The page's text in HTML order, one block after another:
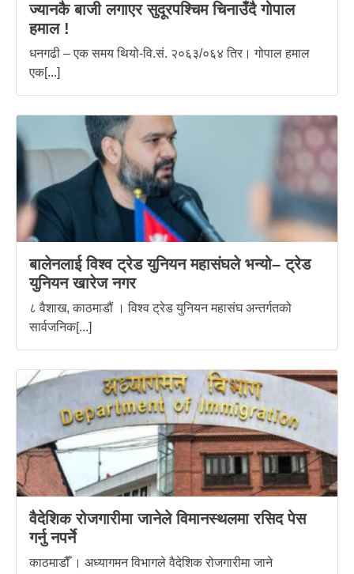
ज्यानकै बाजी लगाएर सुदूरपश्चिम चिनाउँदै गोपाल
हमाल !
धनगढी – एक समय थियो-वि.सं. २०६३/०६४ तिर। गोपाल हमाल
एक[...]
बालेनलाई विश्व ट्रेड युनियन महासंघले भन्यो– ट्रेड
युनियन खारेज नगर
८ वैशाख, काठमाडौं । विश्व ट्रेड युनियन महासंघ अन्तर्गतको
सार्वजनिक[...]
वैदेशिक रोजगारीमा जानेले विमानस्थलमा रसिद पेस
गर्नु नपर्ने
काठमाडौँ । अध्यागमन विभागले वैदेशिक रोजगारीमा जाने